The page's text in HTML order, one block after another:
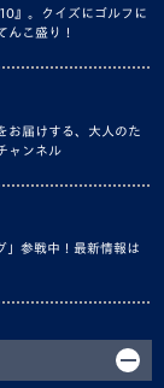
』。クイズにゴルフに
んこ盛り！
お届けする、大人のた
ャンネル
」参戦中！最新情報は